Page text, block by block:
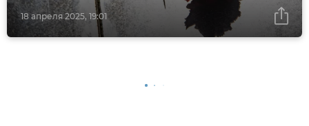
18 апреля 2025, 19:01